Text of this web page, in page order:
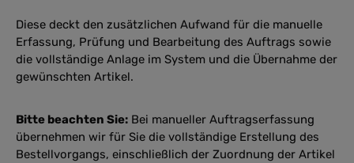
Diese deckt den zusätzlichen Aufwand für die manuelle
Erfassung, Prüfung und Bearbeitung des Auftrags sowie
die vollständige Anlage im System und die Übernahme der
gewünschten Artikel.
Bitte beachten Sie: Bei manueller Auftragserfassung
übernehmen wir für Sie die vollständige Erstellung des
Bestellvorgangs, einschließlich der Zuordnung der Artikel